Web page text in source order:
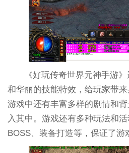
《好玩传奇世界元神手游
和华丽的技能特效，给玩家带来
游戏中还有丰富多样的剧情和
入其中。游戏还有多种玩法和
BOSS、装备打造等，保证了游